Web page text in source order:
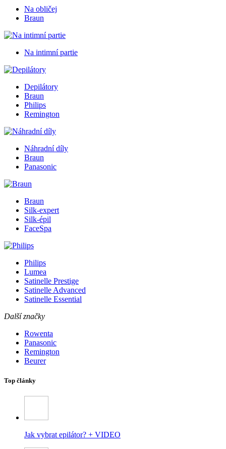
Na obličej
Braun
Na intimní partie
Depilátory
Braun
Philips
Remington
Náhradní díly
Braun
Panasonic
Braun
Silk-expert
Silk-épil
FaceSpa
Philips
Lumea
Satinelle Prestige
Satinelle Advanced
Satinelle Essential
Další značky
Rowenta
Panasonic
Remington
Beurer
Top články
Jak vybrat epilátor? + VIDEO